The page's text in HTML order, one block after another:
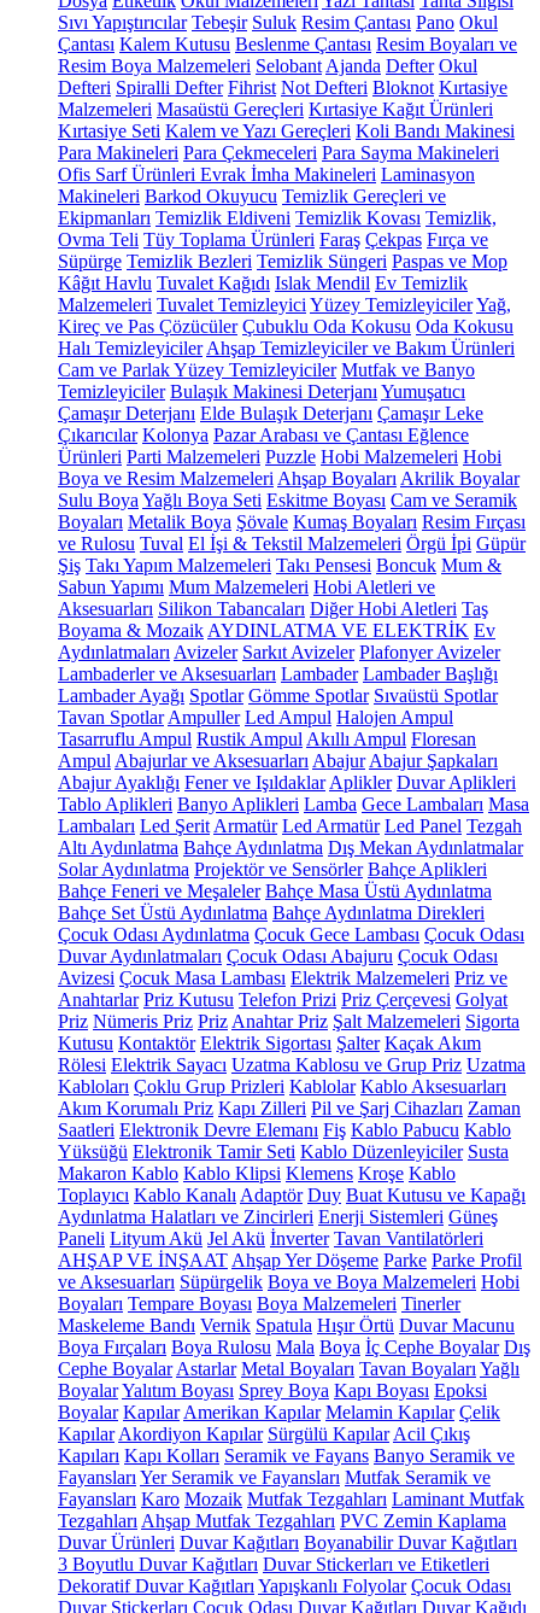
Sıvı Yapıştırıcılar Tebeşir Suluk Resim Çantası Pano Okul
Çantası Kalem Kutusu Beslenme Çantası Resim Boyaları ve
Resim Boya Malzemeleri Selobant Ajanda Defter Okul
Defteri Spiralli Defter Fihrist Not Defteri Bloknot Kırtasiye
Malzemeleri Masaüstü Gereçleri Kırtasiye Kağıt Ürünleri
Kırtasiye Seti Kalem ve Yazı Gereçleri Koli Bandı Makinesi
Para Makineleri Para Çekmeceleri Para Sayma Makineleri
Ofis Sarf Ürünleri Evrak İmha Makineleri Laminasyon
Makineleri Barkod Okuyucu Temizlik Gereçleri ve
Ekipmanları Temizlik Eldiveni Temizlik Kovası Temizlik,
Ovma Teli Tüy Toplama Ürünleri Faraş Çekpas Fırça ve
Süpürge Temizlik Bezleri Temizlik Süngeri Paspas ve Mop
Kâğıt Havlu Tuvalet Kağıdı Islak Mendil Ev Temizlik
Malzemeleri Tuvalet Temizleyici Yüzey TemizleyicilerYağ,
Kireç ve Pas Çözücüler Çubuklu Oda Kokusu Oda Kokusu
Halı Temizleyiciler Ahşap Temizleyiciler ve Bakım Ürünleri
Cam ve Parlak Yüzey Temizleyiciler Mutfak ve Banyo
Temizleyiciler Bulaşık Makinesi Deterjanı Yumuşatıcı
Çamaşır Deterjanı Elde Bulaşık Deterjanı Çamaşır Leke
Çıkarıcılar Kolonya Pazar Arabası ve Çantası Eğlence
Ürünleri Parti Malzemeleri Puzzle Hobi Malzemeleri Hobi
Boya ve Resim Malzemeleri Ahşap Boyaları Akrilik Boyalar
Sulu Boya Yağlı Boya Seti Eskitme Boyası Cam ve Seramik
Boyaları Metalik Boya Şövale Kumaş Boyaları Resim Fırçası
ve Rulosu Tuval El İşi & Tekstil Malzemeleri Örgü İpi Güpür
Şiş Takı Yapım Malzemeleri Takı Pensesi Boncuk Mum &
Sabun Yapımı Mum Malzemeleri Hobi Aletleri ve
Aksesuarları Silikon Tabancaları Diğer Hobi Aletleri Taş
Boyama & Mozaik AYDINLATMA VE ELEKTRİK Ev
Aydınlatmaları Avizeler Sarkıt Avizeler Plafonyer Avizeler
Lambaderler ve Aksesuarları Lambader Lambader Başlığı
Lambader Ayağı Spotlar Gömme Spotlar Sıvaüstü Spotlar
Tavan Spotlar Ampuller Led Ampul Halojen Ampul
Tasarruflu Ampul Rustik Ampul Akıllı Ampul Floresan
Ampul Abajurlar ve Aksesuarları Abajur Abajur Şapkaları
Abajur Ayaklığı Fener ve Işıldaklar Aplikler Duvar Aplikleri
Tablo Aplikleri Banyo Aplikleri Lamba Gece Lambaları Masa
Lambaları Led Şerit Armatür Led Armatür Led Panel Tezgah
Altı Aydınlatma Bahçe Aydınlatma Dış Mekan Aydınlatmalar
Solar Aydınlatma Projektör ve Sensörler Bahçe Aplikleri
Bahçe Feneri ve Meşaleler Bahçe Masa Üstü Aydınlatma
Bahçe Set Üstü Aydınlatma Bahçe Aydınlatma Direkleri
Çocuk Odası Aydınlatma Çocuk Gece Lambası Çocuk Odası
Duvar Aydınlatmaları Çocuk Odası Abajuru Çocuk Odası
Avizesi Çocuk Masa Lambası Elektrik Malzemeleri Priz ve
Anahtarlar Priz Kutusu Telefon Prizi Priz Çerçevesi Golyat
Priz Nümeris Priz Priz Anahtar Priz Şalt Malzemeleri Sigorta
Kutusu Kontaktör Elektrik Sigortası Şalter Kaçak Akım
Rölesi Elektrik Sayacı Uzatma Kablosu ve Grup Priz Uzatma
Kabloları Çoklu Grup Prizleri Kablolar Kablo Aksesuarları
Akım Korumalı Priz Kapı Zilleri Pil ve Şarj Cihazları Zaman
Saatleri Elektronik Devre Elemanı Fiş Kablo Pabucu Kablo
Yüksüğü Elektronik Tamir Seti Kablo Düzenleyiciler Susta
Makaron Kablo Kablo Klipsi Klemens Kroşe Kablo
Toplayıcı Kablo Kanalı Adaptör Duy Buat Kutusu ve Kapağı
Aydınlatma Halatları ve Zincirleri Enerji Sistemleri Güneş
Paneli Lityum Akü Jel Akü İnverter Tavan Vantilatörleri
AHŞAP VE İNŞAAT Ahşap Yer Döşeme Parke Parke Profil
ve Aksesuarları Süpürgelik Boya ve Boya Malzemeleri Hobi
Boyaları Tempare Boyası Boya Malzemeleri Tinerler
Maskeleme Bandı Vernik Spatula Hışır Örtü Duvar Macunu
Boya Fırçaları Boya Rulosu Mala Boya İç Cephe Boyalar Dış
Cephe Boyalar Astarlar Metal Boyaları Tavan Boyaları Yağlı
BoyalarYalıtım Boyası Sprey Boya Kapı Boyası Epoksi
Boyalar Kapılar Amerikan Kapılar Melamin Kapılar Çelik
Kapılar Akordiyon Kapılar Sürgülü Kapılar Acil Çıkış
Kapıları Kapı Kolları Seramik ve Fayans Banyo Seramik ve
Fayansları Yer Seramik ve Fayansları Mutfak Seramik ve
Fayansları Karo Mozaik Mutfak Tezgahları Laminant Mutfak
Tezgahları Ahşap Mutfak Tezgahları PVC Zemin Kaplama
Duvar Ürünleri Duvar Kağıtları Boyanabilir Duvar Kağıtları
3 Boyutlu Duvar Kağıtları Duvar Stickerları ve Etiketleri
Dekoratif Duvar Kağıtları Yapışkanlı Folyolar Çocuk Odası
Duvar Stickerları Çocuk Odası Duvar Kağıtları Duvar Kağıdı